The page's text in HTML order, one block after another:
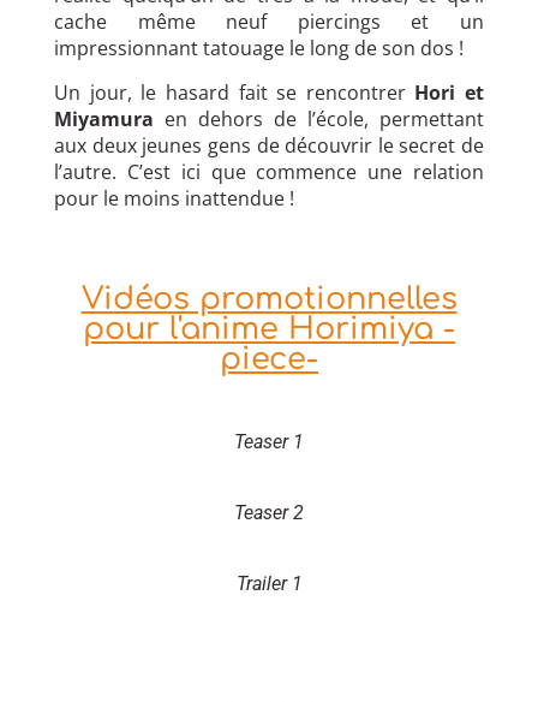
cache même neuf piercings et un
impressionnant tatouage le long de son dos !
Un jour, le hasard fait se rencontrer Hori et
Miyamura en dehors de l’école, permettant
aux deux jeunes gens de découvrir le secret de
l’autre. C’est ici que commence une relation
pour le moins inattendue !
Vidéos promotionnelles
pour l'anime Horimiya -
piece-
Teaser 1
Teaser 2
Trailer 1